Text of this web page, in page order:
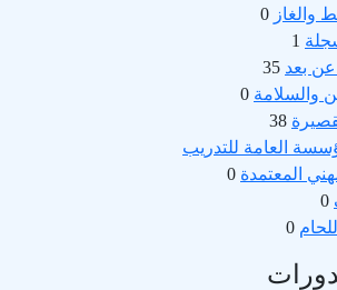
والغاز 0
1
بعد 35
والسلامة 0
38
العامة للتدريب
المعتمدة 0
0
0